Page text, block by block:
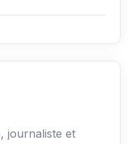
journaliste et